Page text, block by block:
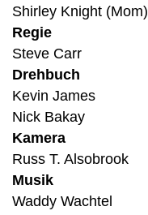
Shirley Knight (Mom)
Regie
Steve Carr
Drehbuch
Kevin James
Nick Bakay
Kamera
Russ T. Alsobrook
Musik
Waddy Wachtel